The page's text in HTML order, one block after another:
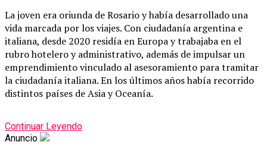
La joven era oriunda de Rosario y había desarrollado una
vida marcada por los viajes. Con ciudadanía argentina e
italiana, desde 2020 residía en Europa y trabajaba en el
rubro hotelero y administrativo, además de impulsar un
emprendimiento vinculado al asesoramiento para tramitar
la ciudadanía italiana. En los últimos años había recorrido
distintos países de Asia y Oceanía.
Continuar Leyendo
Anuncio